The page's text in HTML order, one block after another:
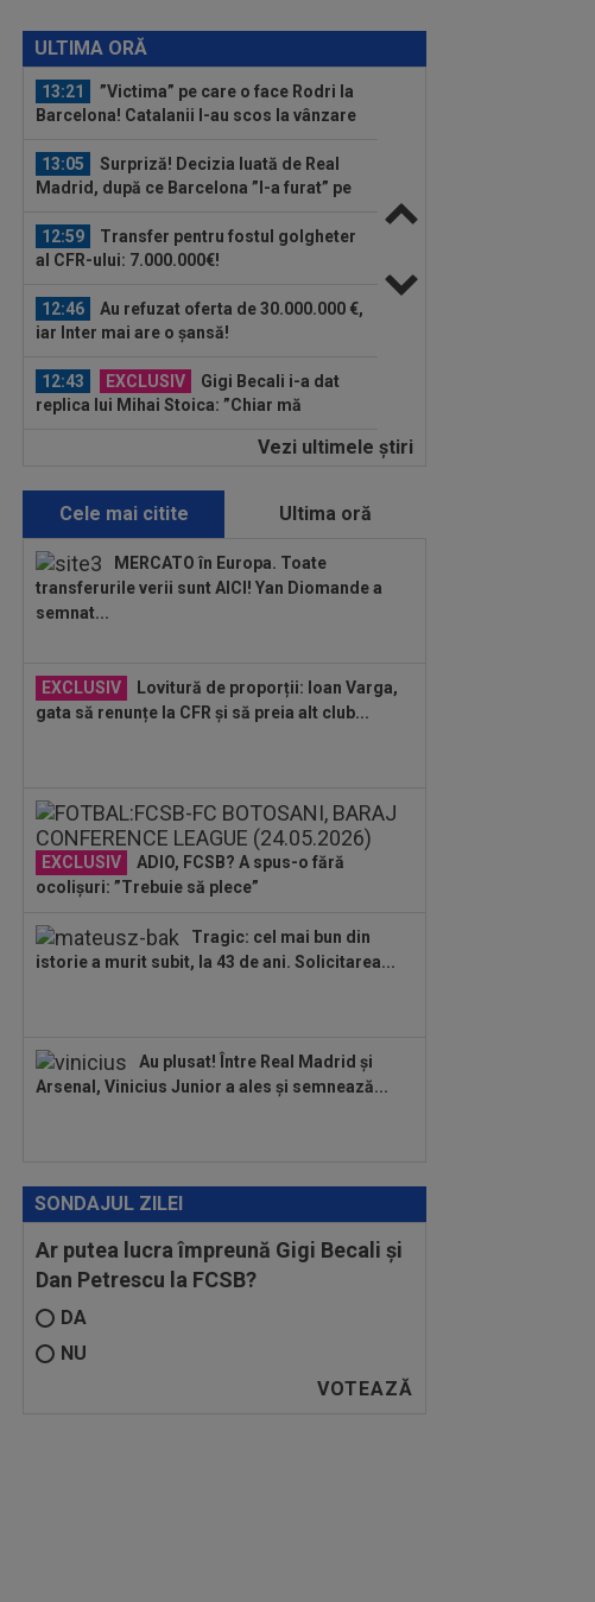
ULTIMA ORĂ
viitorul lui Adrian Mihalcea, fără victorie
în acest sezon
13:21
”Victima” pe care o face Rodri la
Barcelona! Catalanii l-au scos la vânzare
13:05
Surpriză! Decizia luată de Real
Madrid, după ce Barcelona ”l-a furat” pe
12:59
Transfer pentru fostul golgheter
al CFR-ului: 7.000.000€!
12:46
Au refuzat oferta de 30.000.000 €,
iar Inter mai are o șansă!
12:43 EXCLUSIV
Gigi Becali i-a dat
replica lui Mihai Stoica: ”Chiar mă
Unirea Slobozia - Gloria Bistrița,
13:38
Cosmin Matei a fost suspendat
pentru dopaj! Verdictul final dat de TAS
13:36 EXCLUSIV
Ilie Dumitrescu a
văzut ce face Ioan Varga la CFR Cluj și n-a
de nuntă: Cristiano Ronaldo și Georgina...
Vezi ultimele ştiri
Cele mai citite Ultima oră
MERCATO în Europa. Toate
transferurile verii sunt AICI! Yan Diomande a
semnat...
EXCLUSIV
Lovitură de proporții: Ioan Varga,
gata să renunțe la CFR și să preia alt club...
EXCLUSIV
ADIO, FCSB? A spus-o fără
ocolișuri: ”Trebuie să plece”
Tragic: cel mai bun din
istorie a murit subit, la 43 de ani. Solicitarea...
Au plusat! Între Real Madrid și
Arsenal, Vinicius Junior a ales și semnează...
SONDAJUL ZILEI
Ar putea lucra împreună Gigi Becali și
Dan Petrescu la FCSB?
DA
NU